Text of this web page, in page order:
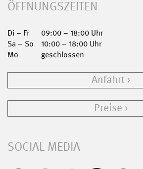
ÖFFNUNGSZEITEN
Di – Fr
09:00 – 18:00 Uhr
Sa – So
10:00 – 18:00 Uhr
Mo
geschlossen
Anfahrt
Preise
SOCIAL MEDIA